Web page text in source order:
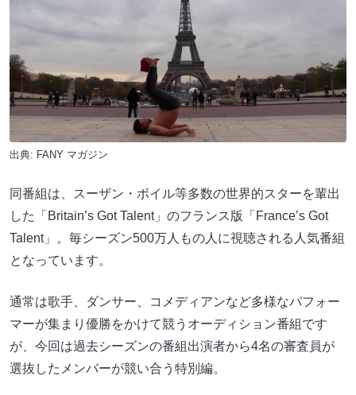
出典: FANY マガジン
同番組は、スーザン・ボイル等多数の世界的スターを輩出
した「Britain’s Got Talent」のフランス版「France’s Got
Talent」。毎シーズン500万人もの人に視聴される人気番組
となっています。
通常は歌手、ダンサー、コメディアンなど多様なパフォー
マーが集まり優勝をかけて競うオーディション番組です
が、今回は過去シーズンの番組出演者から4名の審査員が
選抜したメンバーが競い合う特別編。